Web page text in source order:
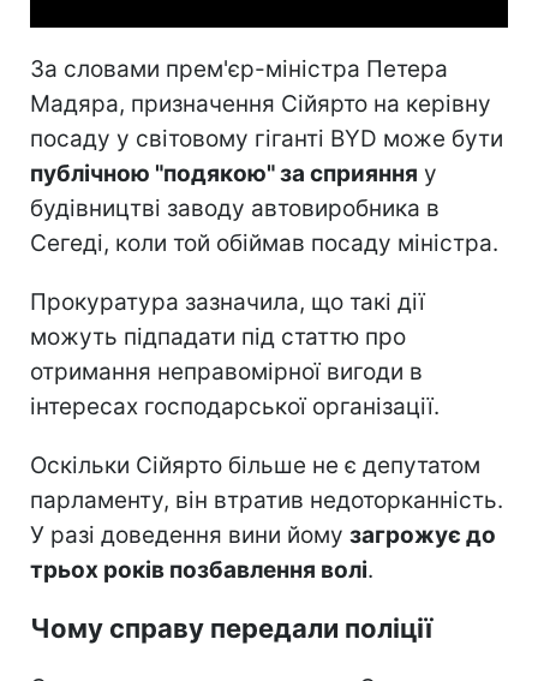
За словами прем'єр-міністра Петера
Мадяра, призначення Сійярто на керівну
посаду у світовому гіганті BYD може бути
публічною "подякою" за сприяння у
будівництві заводу автовиробника в
Сегеді, коли той обіймав посаду міністра.
Прокуратура зазначила, що такі дії
можуть підпадати під статтю про
отримання неправомірної вигоди в
інтересах господарської організації.
Оскільки Сійярто більше не є депутатом
парламенту, він втратив недоторканність.
У разі доведення вини йому загрожує до
трьох років позбавлення волі.
Чому справу передали поліції